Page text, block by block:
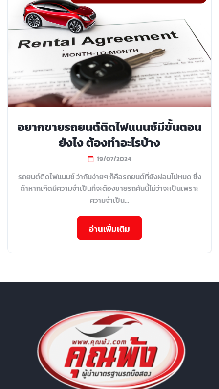
อยากขายรถยนต์ติดไฟแนนซ์มีขั้นตอน
ยังไง ต้องทำอะไรบ้าง
19/07/2024
รถยนต์ติดไฟแนนซ์ ว่ากันง่ายๆ ก็คือรถยนต์ที่ยังผ่อนไม่หมด ซึ่ง
ถ้าหากเกิดมีความจำเป็นที่จะต้องขายรถคันนี้ไม่ว่าจะเป็นเพราะ
ความจำเป็น...
อ่านเพิ่มเติม